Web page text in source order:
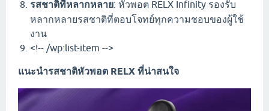
รสชาติที่หลากหลาย: หัวพอต RELX Infinity รองรับ
หลากหลายรสชาติที่ตอบโจทย์ทุกความชอบของผู้ใช้
งาน
<!-- /wp:list-item -->
แนะนำรสชาติหัวพอต RELX ที่น่าสนใจ